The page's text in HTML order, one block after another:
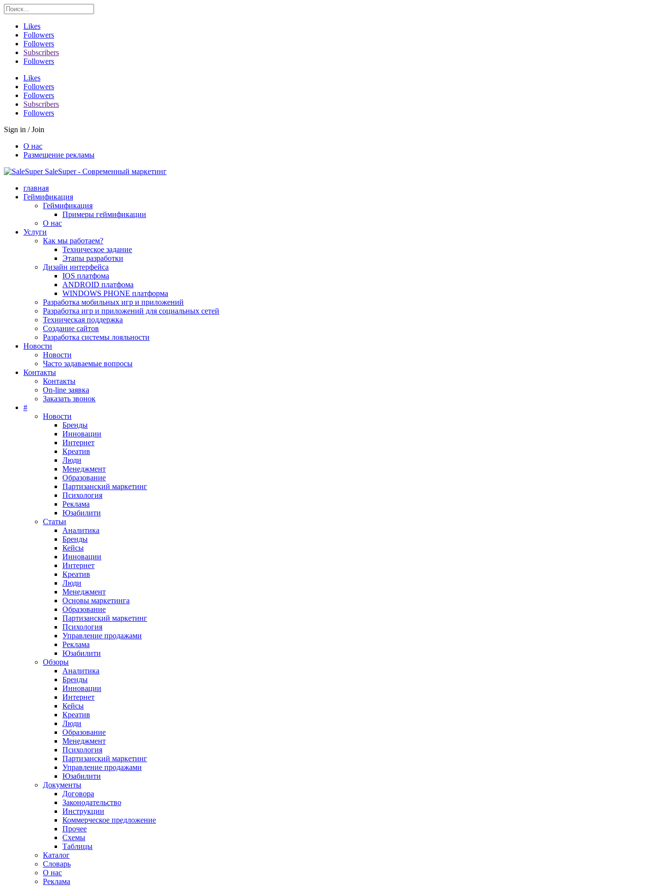
Likes
Followers
Followers
Subscribers
Followers
Likes
Followers
Followers
Subscribers
Followers
Sign in / Join
О нас
Размещение рекламы
SaleSuper - Современный маркетинг
главная
Геймификация
Геймификация
Примеры геймификации
О нас
Услуги
Как мы работаем?
Техническое задание
Этапы разработки
Дизайн интерфейса
IOS платфома
ANDROID платфома
WINDOWS PHONE платформа
Разработка мобильных игр и приложений
Разработка игр и приложений для социальных сетей
Техническая поддержка
Создание сайтов
Разработка системы лояльности
Новости
Новости
Часто задаваемые вопросы
Контакты
Контакты
On-line заявка
Заказать звонок
#
Новости
Бренды
Инновации
Интернет
Креатив
Люди
Менеджмент
Образование
Партизанский маркетинг
Психология
Реклама
Юзабилити
Статьи
Аналитика
Бренды
Кейсы
Инновации
Интернет
Креатив
Люди
Менеджмент
Основы маркетинга
Образование
Партизанский маркетинг
Психология
Управление продажами
Реклама
Юзабилити
Обзоры
Аналитика
Бренды
Инновации
Интернет
Кейсы
Креатив
Люди
Образование
Менеджмент
Психология
Партизанский маркетинг
Управление продажами
Юзабилити
Документы
Договора
Законодательство
Инструкции
Коммерческое предложение
Прочее
Схемы
Таблицы
Каталог
Словарь
О нас
Реклама